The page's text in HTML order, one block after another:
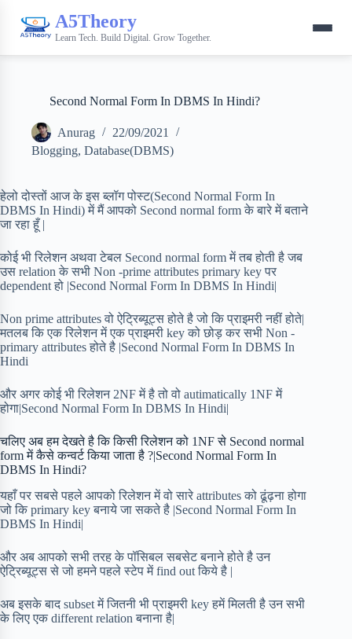
A5Theory
Learn Tech. Build Digital. Grow Together.
Second Normal Form In DBMS In Hindi?
Anurag
22/09/2021
Blogging, Database(DBMS)
हेलो दोस्तों आज के इस ब्लॉग पोस्ट(Second Normal Form In
DBMS In Hindi) में मैं आपको Second normal form के बारे में बताने
जा रहा हूँ |
कोई भी रिलेशन अथवा टेबल Second normal form में तब होती है जब
उस relation के सभी Non -prime attributes primary key पर
dependent हो |Second Normal Form In DBMS In Hindi|
Non prime attributes वो ऐट्रिब्यूट्स होते है जो कि प्राइमरी नहीं होते|
मतलब कि एक रिलेशन में एक प्राइमरी key को छोड़ कर सभी Non -
primary attributes होते है |Second Normal Form In DBMS In
Hindi
और अगर कोई भी रिलेशन 2NF में है तो वो autimatically 1NF में
होगा|Second Normal Form In DBMS In Hindi|
चलिए अब हम देखते है कि किसी रिलेशन को 1NF से Second normal
form में कैसे कन्वर्ट किया जाता है ?|Second Normal Form In
DBMS In Hindi?
यहाँ पर सबसे पहले आपको रिलेशन में वो सारे attributes को ढूंढ़ना होगा
जो कि primary key बनाये जा सकते है |Second Normal Form In
DBMS In Hindi|
और अब आपको सभी तरह के पॉसिबल सबसेट बनाने होते है उन
ऐट्रिब्यूट्स से जो हमने पहले स्टेप में find out किये है |
अब इसके बाद subset में जितनी भी प्राइमरी key हमें मिलती है उन सभी
के लिए एक different relation बनाना है|